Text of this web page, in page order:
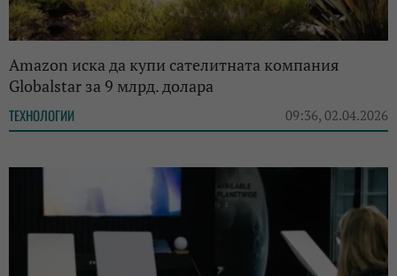
Amazon иска да купи сателитната компания
Globalstar за 9 млрд. долара
ТЕХНОЛОГИИ 09:36, 02.04.2026